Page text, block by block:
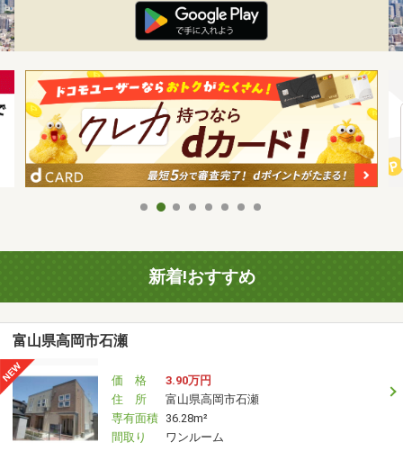
新着!おすすめ
富山県高岡市石瀬
価 格
3.90万円
住 所
富山県高岡市石瀬
専有面積 36.28m²
間取り
ワンルーム